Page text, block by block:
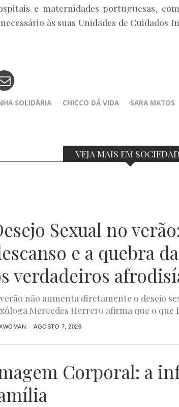
e maternidades portuguesas,
às suas Unidades de Cuidados
SOLIDÁRIA CHICCO DÁ VIDA SARA MATOS
VEJA MAIS EM
Sexual no
e a quebra
verdadeiros
não aumenta diretamente o desejo
Mercedes Herrero afirma que o que
AGOSTO 7, 2026
Corporal: a